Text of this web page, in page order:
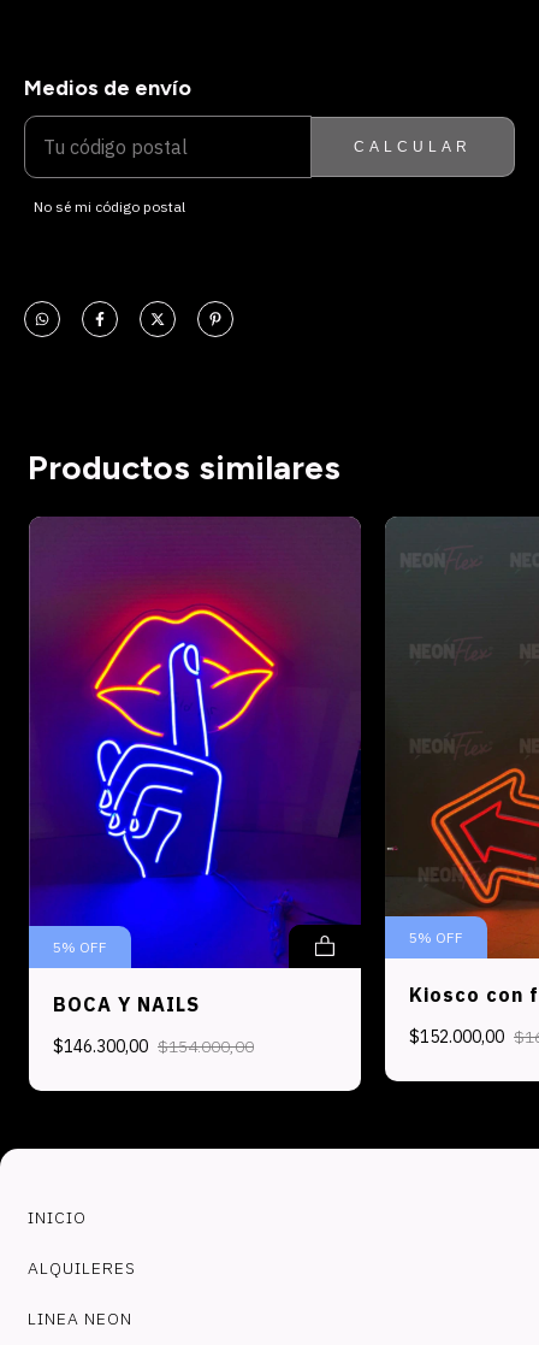
ENTREGAS PARA EL CP:
Medios de envío
CALCULAR
No sé mi código postal
Productos similares
5% OFF
BOCA Y NAILS
$146.300,00 $154.000,00
5% OFF
Kiosco con
$152.000,00
INICIO
ALQUILERES
LINEA NEON